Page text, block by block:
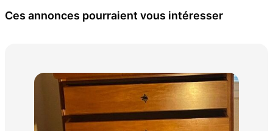
Ces annonces pourraient vous intéresser